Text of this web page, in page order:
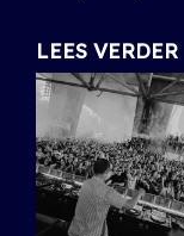
LEES VERDER